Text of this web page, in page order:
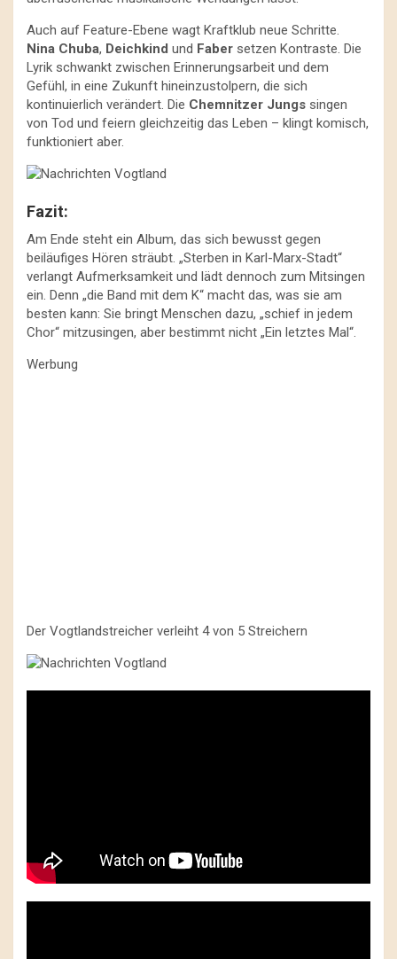
Auch auf Feature-Ebene wagt Kraftklub neue Schritte.
Nina Chuba, Deichkind und Faber setzen Kontraste. Die
Lyrik schwankt zwischen Erinnerungsarbeit und dem
Gefühl, in eine Zukunft hineinzustolpern, die sich
kontinuierlich verändert. Die Chemnitzer Jungs singen
von Tod und feiern gleichzeitig das Leben – klingt komisch,
funktioniert aber.
Fazit:
Am Ende steht ein Album, das sich bewusst gegen
beiläufiges Hören sträubt. „Sterben in Karl-Marx-Stadt“
verlangt Aufmerksamkeit und lädt dennoch zum Mitsingen
ein. Denn „die Band mit dem K“ macht das, was sie am
besten kann: Sie bringt Menschen dazu, „schief in jedem
Chor“ mitzusingen, aber bestimmt nicht „Ein letztes Mal“.
Werbung
Der Vogtlandstreicher verleiht 4 von 5 Streichern